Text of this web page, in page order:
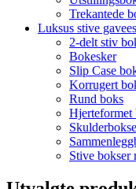
Trekantede
Luksus stive
2-delt stiv
Bokesker
Slip Case
Korrugert
Rund boks
Hjerteformet
Stive bokser